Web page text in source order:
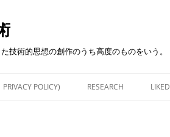
技術的思想の創作のうち高度のものをいう。
POLICY) RESEARCH LIKED